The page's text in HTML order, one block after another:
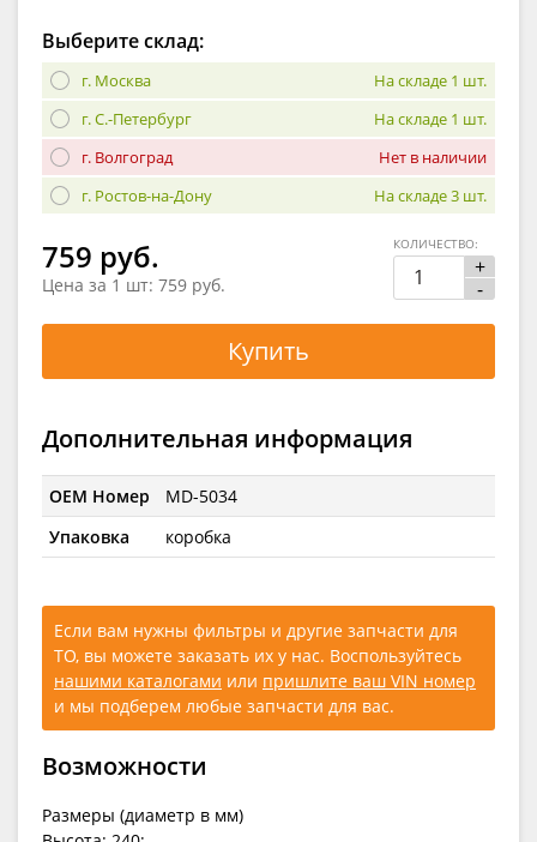
Выберите склад:
г. Москва
На складе 1 шт.
г. С.-Петербург
На складе 1 шт.
г. Волгоград
Нет в наличии
г. Ростов-на-Дону
На складе 3 шт.
759 руб.
Цена за 1 шт: 759 руб.
+
-
КОЛИЧЕСТВО:
Купить
Дополнительная информация
OEM Номер
MD-5034
Упаковка
коробка
Если вам нужны фильтры и другие запчасти для
ТО, вы можете заказать их у нас. Воспользуйтесь
нашими каталогами или пришлите ваш VIN номер
и мы подберем любые запчасти для вас.
Возможности
Размеры (диаметр в мм)